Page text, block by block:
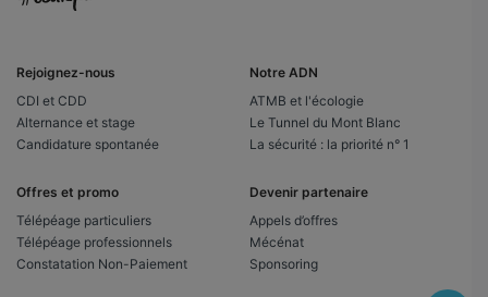
Rejoignez-nous
CDI et CDD
Alternance et stage
Candidature spontanée
Notre ADN
ATMB et l'écologie
Le Tunnel du Mont Blanc
La sécurité : la priorité n° 1
Offres et promo
Télépéage particuliers
Télépéage professionnels
Constatation Non-Paiement
Devenir partenaire
Appels d’offres
Mécénat
Sponsoring